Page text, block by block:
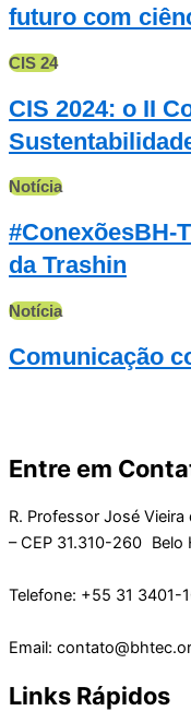
futuro com
CIS 24
CIS 2024: o II
Notícia
#ConexõesBH-
da Trashin
Notícia
Comunicação
Entre em
R. Professor José
– CEP 31.310-260 Belo
Telefone: +55 31 3401-
Email:
Links Rápidos